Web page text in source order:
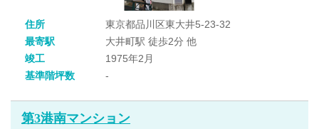
住所
東京都品川区東大井5-23-32
最寄駅
大井町駅 徒歩2分 他
竣工
1975年2月
基準階坪数
-
第3港南マンション